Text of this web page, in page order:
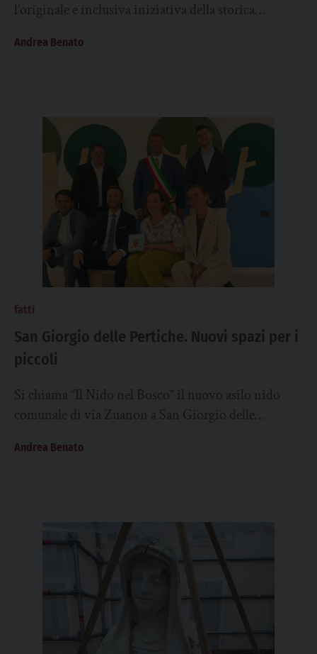
l’originale e inclusiva iniziativa della storica
scelto...
Andrea Benato
fatti
San Giorgio delle Pertiche. Nuovi spazi per i
piccoli
Si chiama “Il Nido nel Bosco” il nuovo asilo nido
comunale di via Zuanon a San Giorgio delle
Andrea Benato